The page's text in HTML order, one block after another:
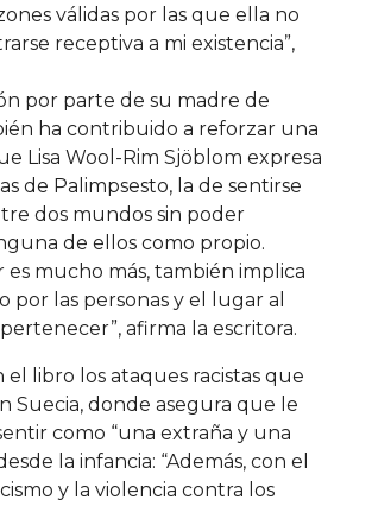
válidas por las que ella no
receptiva a mi existencia”,
por parte de su madre de
ha contribuido a reforzar una
Lisa Wool-Rim Sjöblom expresa
de Palimpsesto, la de sentirse
dos mundos sin poder
de ellos como propio.
es mucho más, también implica
por las personas y el lugar al
afirma la escritora.
el libro los ataques racistas que
Suecia, donde asegura que le
como “una extraña y una
la infancia: “Además, con el
y la violencia contra los